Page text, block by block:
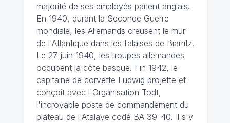
majorité de ses employés parlent anglais.
En 1940, durant la Seconde Guerre
mondiale, les Allemands creusent le mur
de l'Atlantique dans les falaises de Biarritz.
Le 27 juin 1940, les troupes allemandes
occupent la côte basque. Fin 1942, le
capitaine de corvette Ludwig projette et
conçoit avec l'Organisation Todt,
l'incroyable poste de commandement du
plateau de l'Atalaye codé BA 39-40. Il s'y